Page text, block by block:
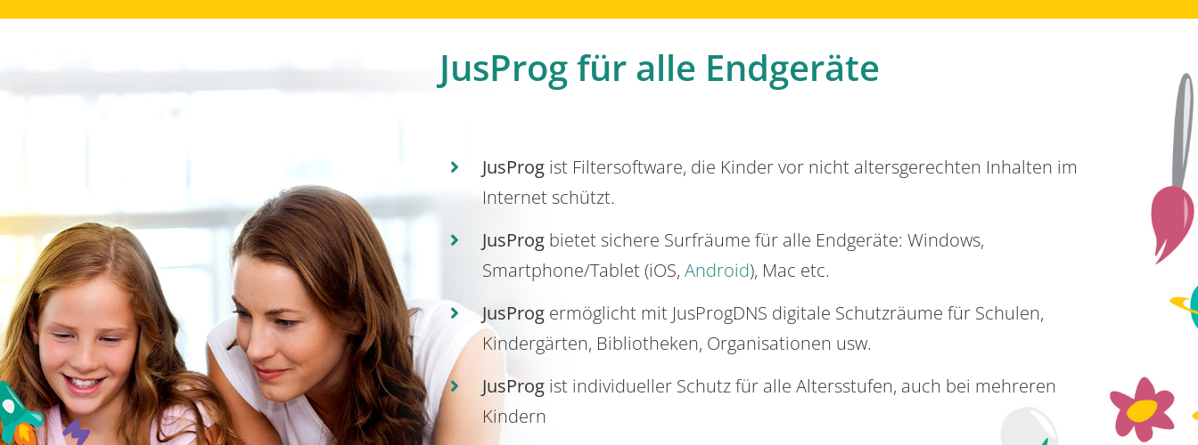
JusProg für alle Endgeräte
JusProgist Filtersoftware, die Kinder vor nicht altersgerechten Inhalten im
Internet schützt.
JusProgbietet sichere Surfräume für alle Endgeräte: Windows,
Smartphone/Tablet (iOS, Android), Mac etc.
JusProg ermöglicht mit JusProgDNS digitale Schutzräume für Schulen,
Kindergärten, Bibliotheken, Organisationen usw.
JusProgist individueller Schutz für alle Altersstufen, auch bei mehreren
Kindern